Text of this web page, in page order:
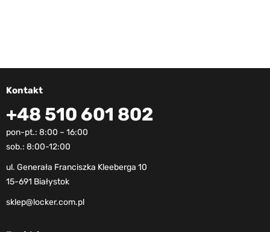
Kontakt
+48 510 601 802
pon-pt.: 8:00 – 16:00
sob.: 8:00-12:00
ul. Generała Franciszka Kleeberga 10
15-691 Białystok
sklep@locker.com.pl